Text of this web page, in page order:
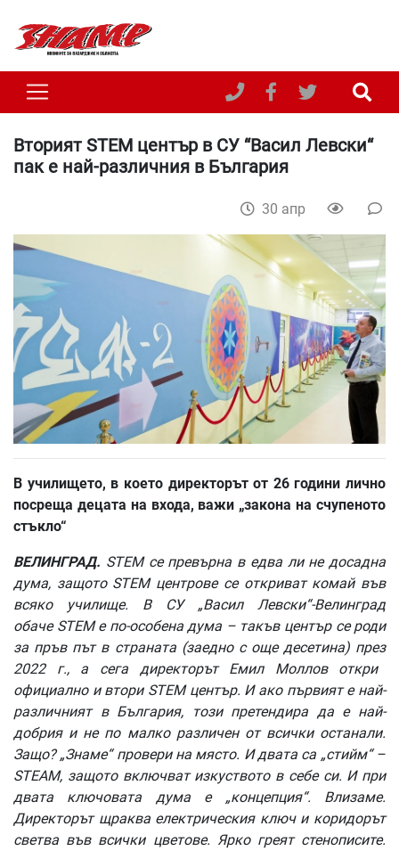
Вторият STEM център в СУ “Васил Левски“
пак е най-различния в България
30 апр
В училището, в което директорът от 26години лично
посреща децата на входа, важи „закона на счупеното
стъкло“
ВЕЛИНГРАД. STEM се превърна в едва ли не досадна
дума, защото STEM центрове се откриват комай във
всяко
училище. В СУ„Васил Левски“-Велинград
обаче STEM е по-особена дума – такъв център се роди
за пръв път в страната(заедно с още десетина) през
2022 г., а сега директорът Емил Моллов
откри
официално и втори STEM център. И ако първият е най-
различният в България, този претендира да е най-
добрия и не по малко различен от всички останали.
Защо? „Знаме“провери на място. И двата са „стийм“ –
STEAM, защото включват изкуството в себе си. И при
двата
ключовата дума е„концепция“. Влизаме.
Директорът щраква електрическия ключ и коридорът
светва във всички цветове. Ярко греят стенописите.